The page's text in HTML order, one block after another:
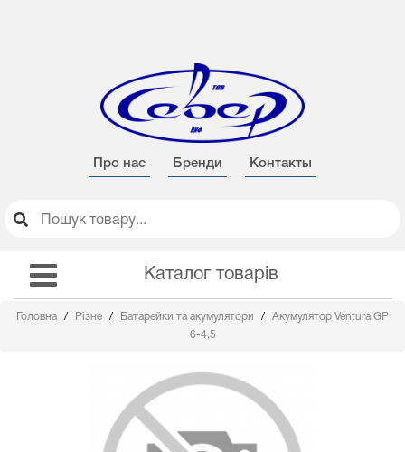
Про нас Бренди Контакты
Каталог товарів
Головна Різне Батарейки та акумулятори
Акумулятор Ventura GP
6-4,5